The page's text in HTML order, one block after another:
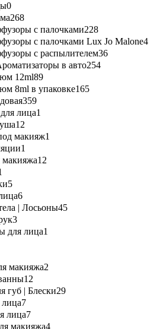
0
268
с палочками228
с палочками Lux Jo Malone4
с распылителем36
в авто254
12ml89
8ml в упаковке165
359
лица1
12
макияж1
1
макияжа12
5
6
| Лосьоны45
3
для лица1
макияжа2
12
губ | Блески29
7
лица7
макияжа4